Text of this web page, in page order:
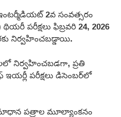
2వ సంవత్సరం
పరీక్షలు ఫిబ్రవరి 24, 2026
నిర్వహించబడ్డాయి.
నిర్వహించబడగా, ప్రతి
పరీక్షలు డిసెంబర్‌లో
పత్రాల మూల్యాంకనం